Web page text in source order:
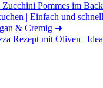
Pommes im
| Einfach und
& Cremig ➜
Rezept mit Oliven |